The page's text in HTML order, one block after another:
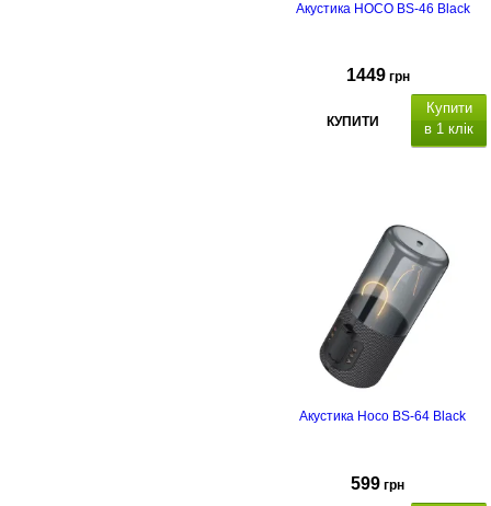
Акустика HOCO BS-46 Black
1449 грн
КУПИТИ
Купити
в 1 клік
Акустика Hoco BS-64 Black
599 грн